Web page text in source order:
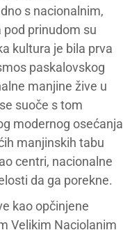
s nacionalnim,
prinudom su
kultura je bila prva
paskalovskog
manjine žive u
suoče s tom
modernog osećanja
manjinskih tabu
centri, nacionalne
da ga porekne.
kao opčinjene
Velikim Naciolanim